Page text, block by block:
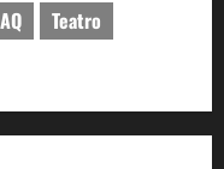
Teatro